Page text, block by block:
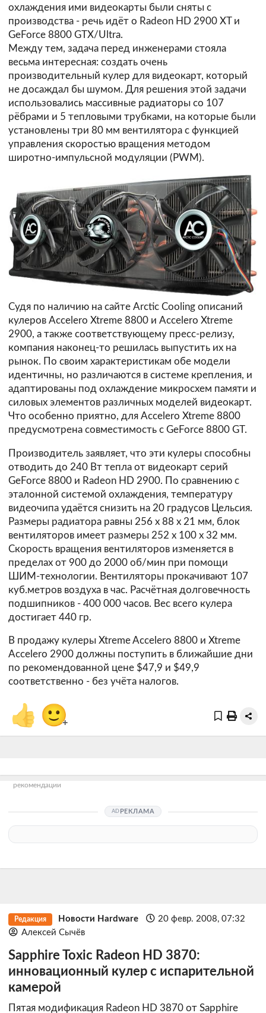
охлаждения ими видеокарты были сняты с
производства - речь идёт о Radeon HD 2900 XT и
GeForce 8800 GTX/Ultra.
Между тем, задача перед инженерами стояла
весьма интересная: создать очень
производительный кулер для видеокарт, который
не досаждал бы шумом. Для решения этой задачи
использовались массивные радиаторы со 107
рёбрами и 5 тепловыми трубками, на которые были
установлены три 80 мм вентилятора с функцией
управления скоростью вращения методом
широтно-импульсной модуляции (PWM).
Судя по наличию на сайте Arctic Cooling описаний
кулеров Accelero Xtreme 8800 и Accelero Xtreme
2900, а также соответствующему пресс-релизу,
компания наконец-то решилась выпустить их на
рынок. По своим характеристикам обе модели
идентичны, но различаются в системе крепления, и
адаптированы под охлаждение микросхем памяти и
силовых элементов различных моделей видеокарт.
Что особенно приятно, для Accelero Xtreme 8800
предусмотрена совместимость с GeForce 8800 GT.
Производитель заявляет, что эти кулеры способны
отводить до 240 Вт тепла от видеокарт серий
GeForce 8800 и Radeon HD 2900. По сравнению с
эталонной системой охлаждения, температуру
видеочипа удаётся снизить на 20 градусов Цельсия.
Размеры радиатора равны 256 х 88 х 21 мм, блок
вентиляторов имеет размеры 252 х 100 х 32 мм.
Скорость вращения вентиляторов изменяется в
пределах от 900 до 2000 об/мин при помощи
ШИМ-технологии. Вентиляторы прокачивают 107
куб.метров воздуха в час. Расчётная долговечность
подшипников - 400 000 часов. Вес всего кулера
достигает 440 гр.
В продажу кулеры Xtreme Accelero 8800 и Xtreme
Accelero 2900 должны поступить в ближайшие дни
по рекомендованной цене $47,9 и $49,9
соответственно - без учёта налогов.
👍 🙂+
рекомендации
РЕКЛАМА
Редакция Новости Hardware
20 февр. 2008, 07:32
Алексей Сычёв
Sapphire Toxic Radeon HD 3870:
инновационный кулер с испарительной
камерой
Пятая модификация Radeon HD 3870 от Sapphire